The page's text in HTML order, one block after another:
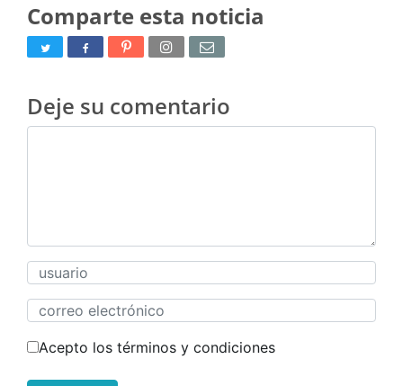
Comparte esta noticia
Deje su comentario
Acepto los términos y condiciones